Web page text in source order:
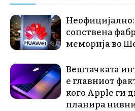
сопствена
меморија во
Вештачката
е главниот
кого Apple ги
планира